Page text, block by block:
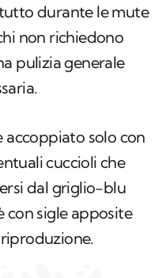
durante le mute
non richiedono
pulizia generale
accoppiato solo con
cuccioli che
dal griglio-blu
con sigle apposite